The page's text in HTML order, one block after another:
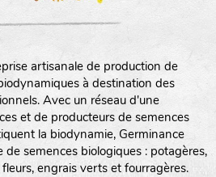
artisanale de production de
à destination des
Avec un réseau d'une
et de producteurs de semences
la biodynamie, Germinance
semences biologiques : potagères,
engrais verts et fourragères.